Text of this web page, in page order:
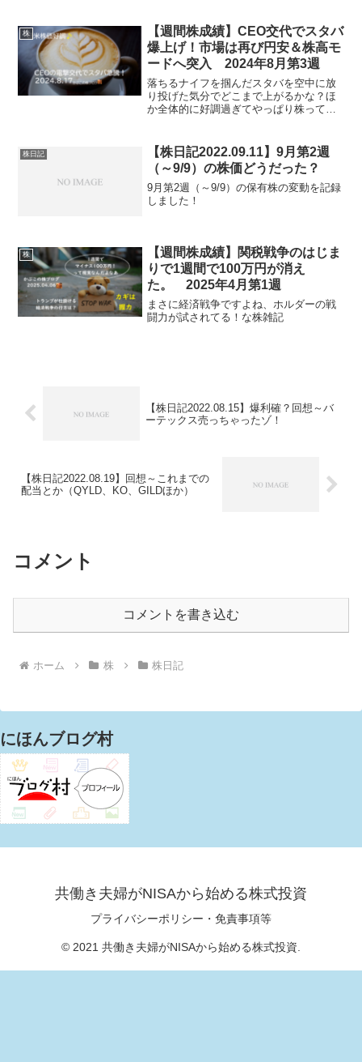
株
【週間株成績】CEO交代でスタバ
爆上げ！市場は再び円安＆株高モ
ードへ突入 2024年8月第3週
落ちるナイフを掴んだスタバを空中に放
り投げた気分でどこまで上がるかな？ほ
か全体的に好調過ぎてやっぱり株って分
株日記
【株日記2022.09.11】9月第2週
（～9/9）の株価どうだった？
9月第2週（～9/9）の保有株の変動を記録
しました！
株
【週間株成績】関税戦争のはじま
りで1週間で100万円が消え
た。 2025年4月第1週
まさに経済戦争ですよね、ホルダーの戦
闘力が試されてる！な株雑記
【株日記2022.08.15】爆利確？回想～バ
ーテックス売っちゃったゾ！
【株日記2022.08.19】回想～これまでの
配当とか（QYLD、KO、GILDほか）
コメント
コメントを書き込む
ホーム 株 株日記
にほんブログ村
共働き夫婦がNISAから始める株式投資
プライバシーポリシー・免責事項等
© 2021 共働き夫婦がNISAから始める株式投資.